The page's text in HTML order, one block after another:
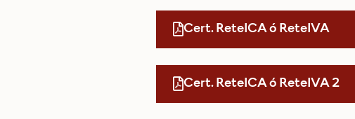
Cert. ReteICA ó ReteIVA
Cert. ReteICA ó ReteIVA 2